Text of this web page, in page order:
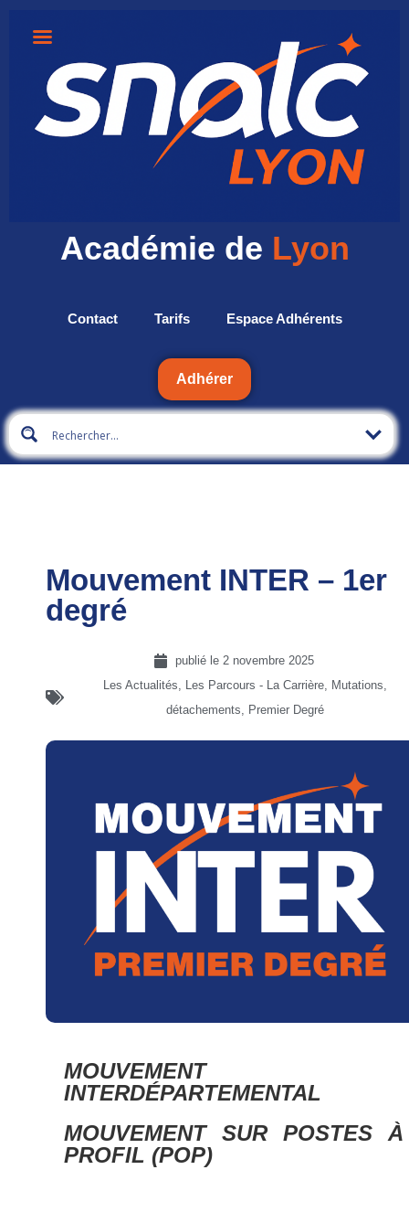
Académie de Lyon
Contact Tarifs Espace Adhérents
Adhérer
Mouvement INTER – 1er
degré
publié le 2 novembre 2025
Les Actualités, Les Parcours - La Carrière, Mutations,
détachements, Premier Degré
MOUVEMENT
INTERDÉPARTEMENTAL
MOUVEMENT SUR POSTES À
PROFIL (POP)